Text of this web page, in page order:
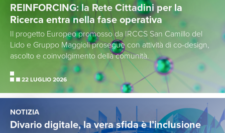
REINFORCING: la Rete Cittadini per la
Ricerca entra nella fase operativa
Il progetto Europeo promosso da IRCCS San Camillo del
Lido e Gruppo Maggioli prosegue con attività di co-design,
ascolto e coinvolgimento della comunità.
22 LUGLIO 2026
NOTIZIA
Divario digitale, la vera sfida è l’inclusione